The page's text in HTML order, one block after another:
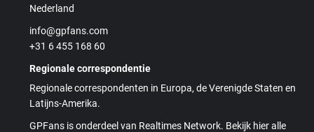
Nederland
info@gpfans.com
+31 6 455 168 60
Regionale correspondentie
Regionale correspondenten in Europa, de Verenigde Staten en
Latijns-Amerika.
GPFans is onderdeel van Realtimes Network. Bekijk hier alle